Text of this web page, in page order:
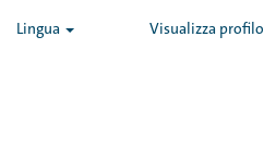
Lingua Visualizza profilo